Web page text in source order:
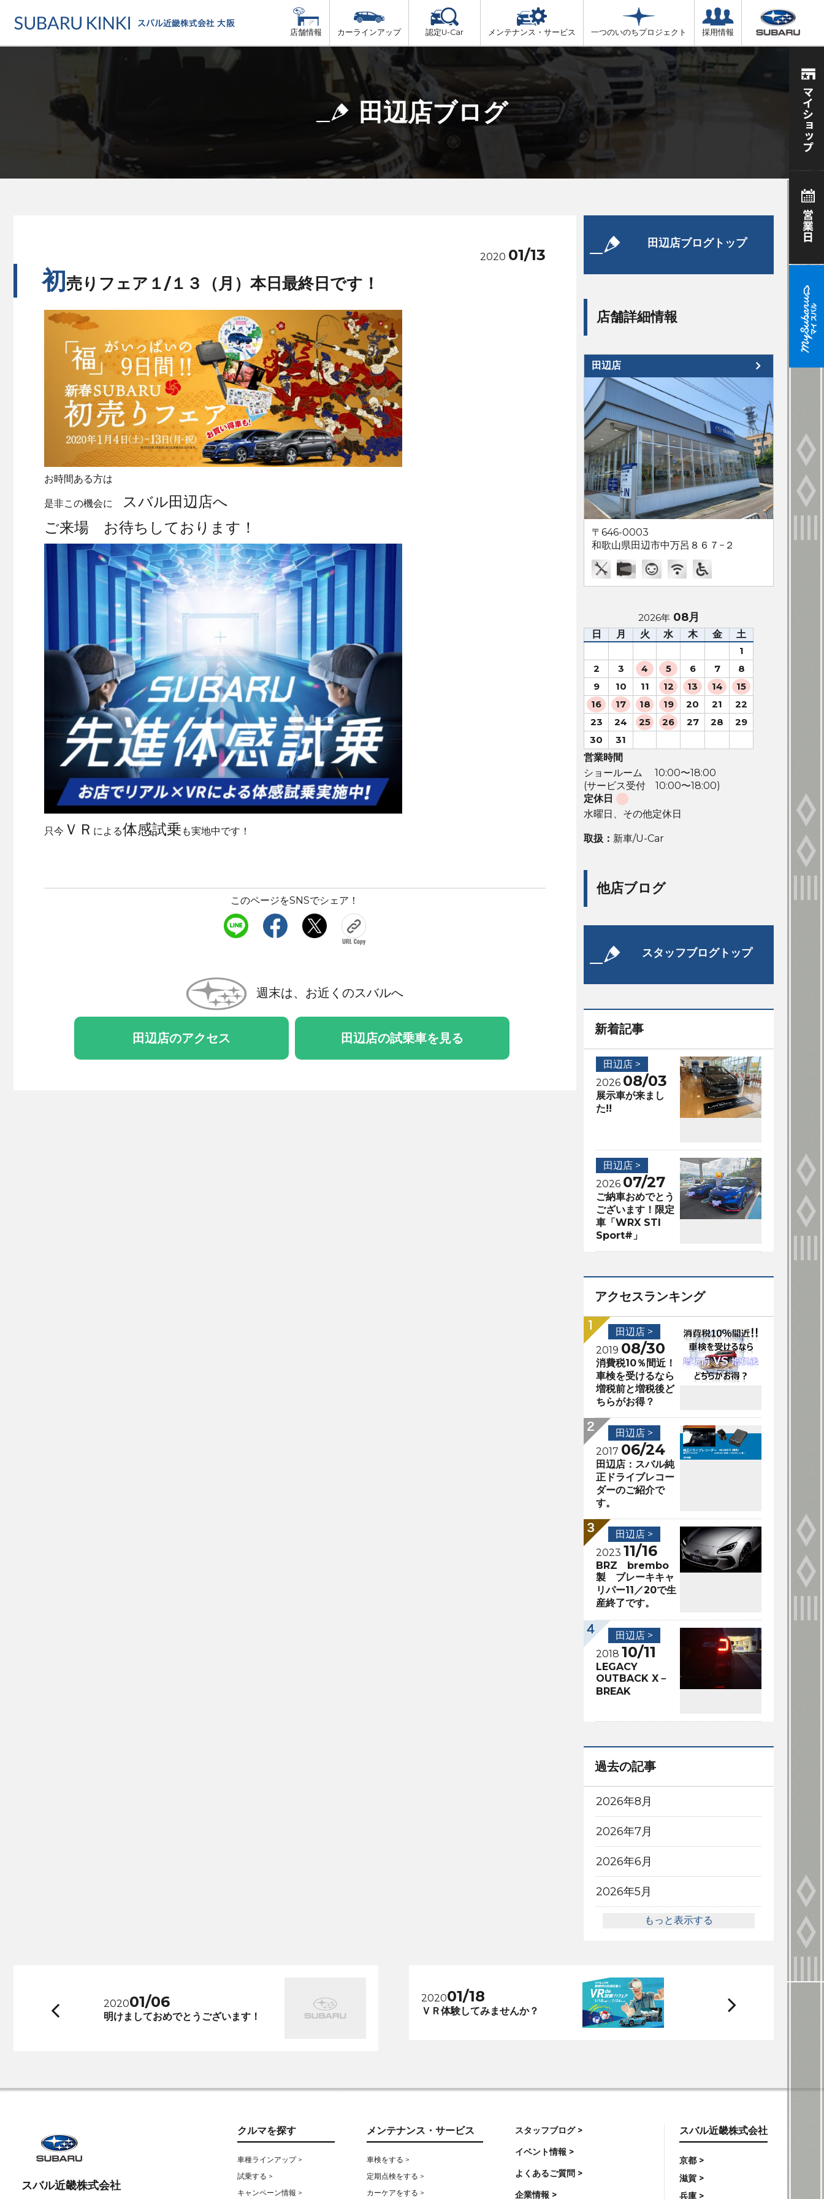
店舗情報
店舗情報 店舗一覧
地域でさがす
地図でさがす
試乗車でさがす
大阪府北部
大阪府市内
大阪府南部
カーラインアップ
カーラインアップ
カーラインアップ一覧
乗用車
軽自動車
認定U-Car メンテナンス・サービス
メンテナンス・サービス
メンテナンス・サービストップ
車検・定期点検をする
カーケアをする
車検（法定24か月点検）
法定 12ヶ月 点検
6ヶ月ごとの セーフティ チェック
車検 3ヶ月前 無料診断
一つのいのちプロジェクト 採用情報
田辺店ブログ
2020 01/13
初売りフェア１/１３（月）本日最終日です！
お時間ある方は
是非この機会に
スバル田辺店へ
ご来場 お待ちしております！
只今 ＶＲ による体感試乗 も実地中です！
このページをSNSでシェア！
週末は、お近くのスバルへ
田辺店のアクセス 田辺店の試乗車を見る
田辺店ブログトップ
店舗詳細情報
田辺店
〒646-0003
和歌山県田辺市中万呂８６７−２
2026年 08月
日 月 火 水 木 金 土
1
2
3 4 5 6 7
8
9
10 11 12 13 14
15
16
17 18 19 20 21
22
23
24 25 26 27 28
29
30
31
営業時間
ショールーム 10:00〜18:00
(サービス受付 10:00〜18:00)
定休日
水曜日、その他定休日
取扱： 新車/U-Car
他店ブログ
スタッフブログトップ
新着記事
田辺店 >
2026 08/03
展示車が来まし
た!!
田辺店 >
2026 07/27
ご納車おめでとう
ございます！限定
車「WRX STI
Sport#」
アクセスランキング
田辺店 >
2019 08/30
消費税10％間近！
車検を受けるなら
増税前と増税後ど
ちらがお得？
田辺店 >
2017 06/24
田辺店：スバル純
正ドライブレコー
ダーのご紹介で
す。
田辺店 >
2023 11/16
BRZ brembo
製 ブレーキキャ
リパー11／20で生
産終了です。
田辺店 >
2018 10/11
LEGACY
OUTBACK X－
BREAK
過去の記事
2026年8月
2026年7月
2026年6月
2026年5月
もっと表示する
202001/06
明けましておめでとうございます！
202001/18
ＶＲ体験してみませんか？
次
スバル近畿株式会社
クルマを探す
車種ラインアップ >
試乗する >
キャンペーン情報 >
メンテナンス・サービス
車検をする >
定期点検をする >
カーケアをする >
スタッフブログ >
イベント情報 >
よくあるご質問 >
企業情報 >
スバル近畿株式会社
京都 >
滋賀 >
兵庫 >